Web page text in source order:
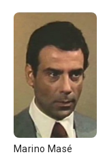
Marino Masé